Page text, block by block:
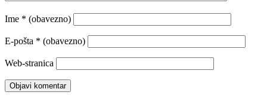
Ime * (obavezno)
E-pošta * (obavezno)
Web-stranica